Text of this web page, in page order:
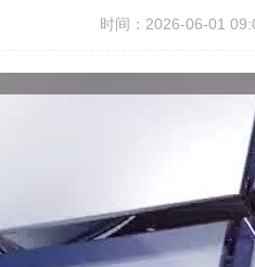
时间：2026-06-01